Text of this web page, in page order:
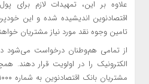
علاوه بر این، تمهیدات لازم برای
تامین وجوه نقد مورد نیاز مشتریان
از تمامی هم‌وطنان درخواست می‌شود در
الکترونیک را در اولویت قرار دهند.